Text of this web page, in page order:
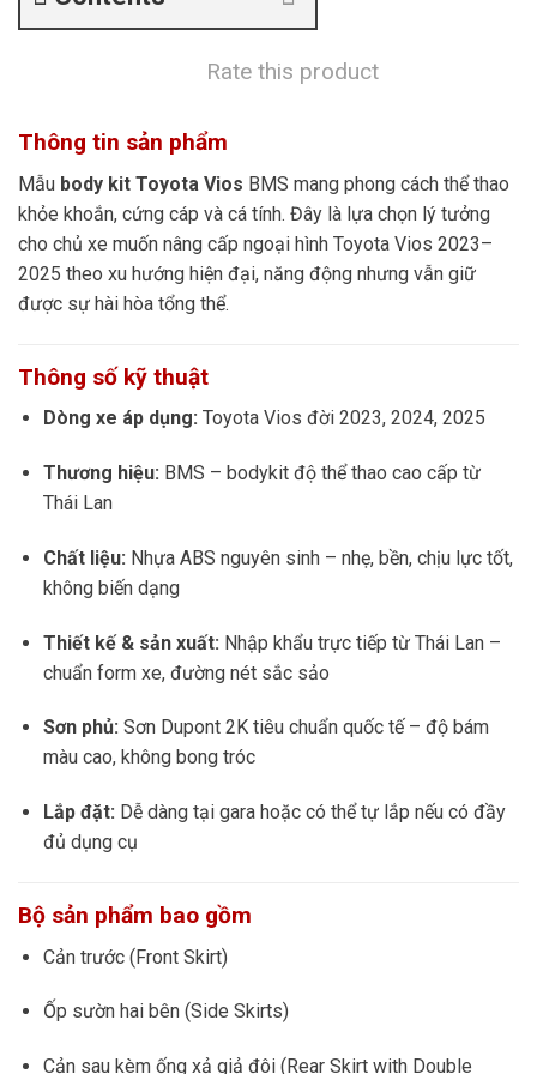
Rate this product
Thông tin sản phẩm
Mẫu body kit Toyota Vios BMS mang phong cách thể thao
khỏe khoắn, cứng cáp và cá tính. Đây là lựa chọn lý tưởng
cho chủ xe muốn nâng cấp ngoại hình Toyota Vios 2023–
2025 theo xu hướng hiện đại, năng động nhưng vẫn giữ
được sự hài hòa tổng thể.
Thông số kỹ thuật
Dòng xe áp dụng: Toyota Vios đời 2023, 2024, 2025
Thương hiệu: BMS – bodykit độ thể thao cao cấp từ
Thái Lan
Chất liệu: Nhựa ABS nguyên sinh – nhẹ, bền, chịu lực tốt,
không biến dạng
Thiết kế & sản xuất: Nhập khẩu trực tiếp từ Thái Lan –
chuẩn form xe, đường nét sắc sảo
Sơn phủ: Sơn Dupont 2K tiêu chuẩn quốc tế – độ bám
màu cao, không bong tróc
Lắp đặt: Dễ dàng tại gara hoặc có thể tự lắp nếu có đầy
đủ dụng cụ
Bộ sản phẩm bao gồm
Cản trước (Front Skirt)
Ốp sườn hai bên (Side Skirts)
Cản sau kèm ống xả giả đôi (Rear Skirt with Double